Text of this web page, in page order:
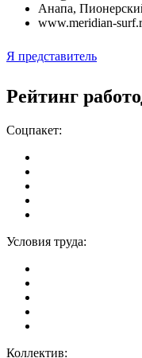
Анапа,
www.meridian-
Я представитель
Рейтинг
Соцпакет:
Условия труда:
Коллектив: